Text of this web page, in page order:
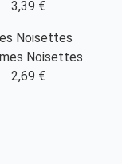
3,39 €
Noisettes
2,69 €